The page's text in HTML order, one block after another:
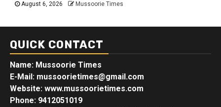
August 6, 2026 Mussoorie Times
QUICK CONTACT
Name: Mussoorie Times
E-Mail: mussoorietimes@gmail.com
Website: www.mussoorietimes.com
Phone: 9412051019